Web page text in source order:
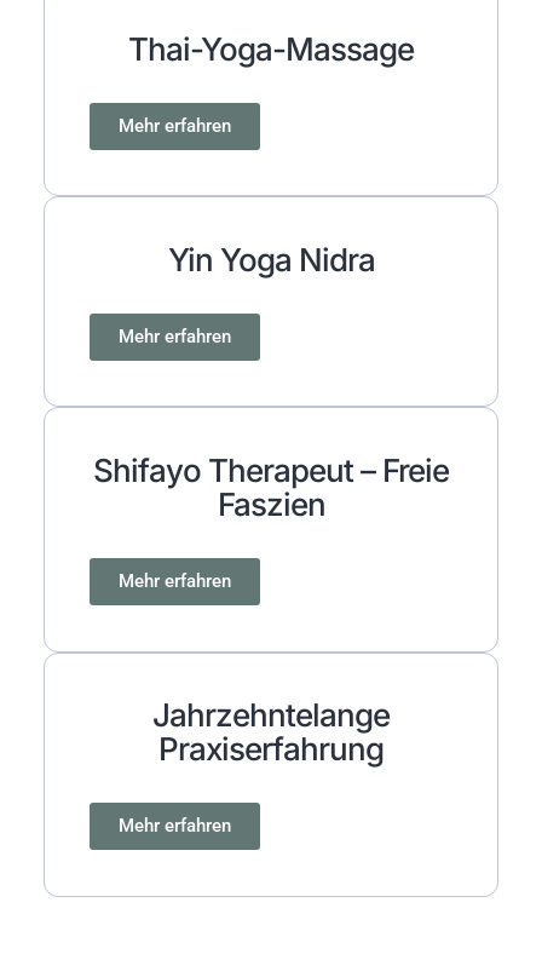
Thai-Yoga-Massage
Mehr erfahren
Yin Yoga Nidra
Mehr erfahren
Shifayo Therapeut – Freie
Faszien
Mehr erfahren
Jahrzehntelange
Praxiserfahrung
Mehr erfahren